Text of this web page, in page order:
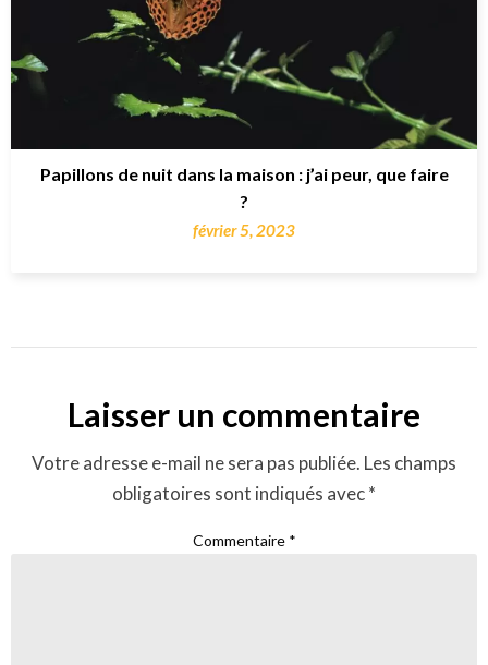
Papillons de nuit dans la maison : j’ai peur, que faire
?
février 5, 2023
Laisser un commentaire
Votre adresse e-mail ne sera pas publiée. Les champs
obligatoires sont indiqués avec*
Commentaire *